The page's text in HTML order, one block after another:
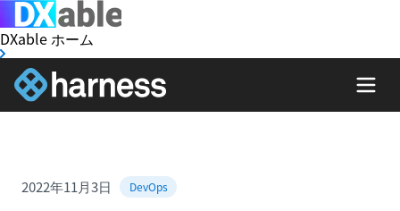
DXable ホーム
2022年11月3日 DevOps